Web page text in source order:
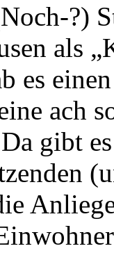
?)
als
es
ach
gibt